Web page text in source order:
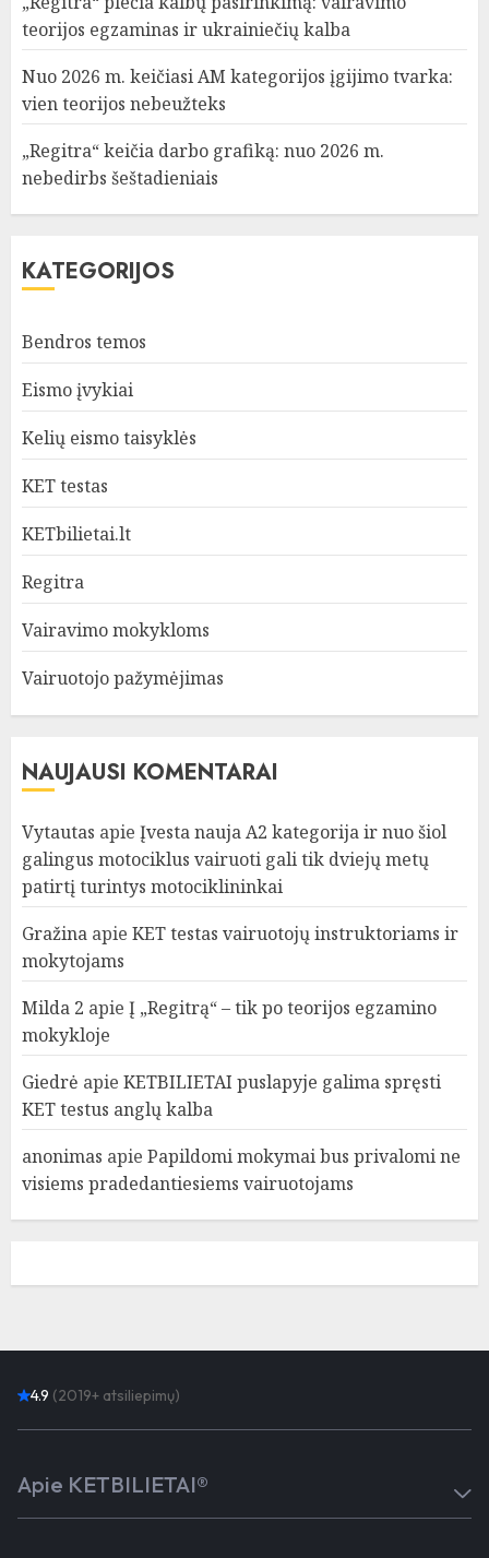
teorijos egzaminas ir ukrainiečių kalba
Nuo 2026 m. keičiasi AM kategorijos įgijimo tvarka:
vien teorijos nebeužteks
„Regitra“ keičia darbo grafiką: nuo 2026 m.
nebedirbs šeštadieniais
KATEGORIJOS
Bendros temos
Eismo įvykiai
Kelių eismo taisyklės
KET testas
KETbilietai.lt
Regitra
Vairavimo mokykloms
Vairuotojo pažymėjimas
NAUJAUSI KOMENTARAI
Vytautas apie Įvesta nauja A2 kategorija ir nuo šiol
galingus motociklus vairuoti gali tik dviejų metų
patirtį turintys motociklininkai
Gražina apie KET testas vairuotojų instruktoriams ir
mokytojams
Milda 2 apie Į „Regitrą“ – tik po teorijos egzamino
mokykloje
Giedrė apie KETBILIETAI puslapyje galima spręsti
KET testus anglų kalba
anonimas apie Papildomi mokymai bus privalomi ne
visiems pradedantiesiems vairuotojams
4.9 (2019+ atsiliepimų)
Apie KETBILIETAI®